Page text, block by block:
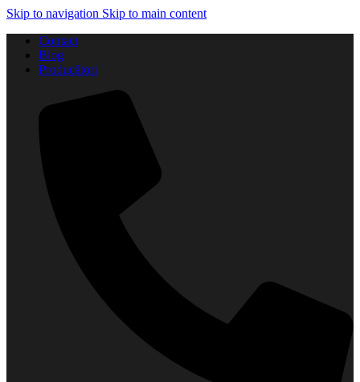
Skip to navigation Skip to main content
Contact
Blog
Producători